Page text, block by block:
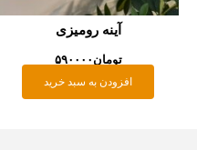
آینه رومیزی
تومان۵۹۰۰۰۰
افزودن به سبد خرید